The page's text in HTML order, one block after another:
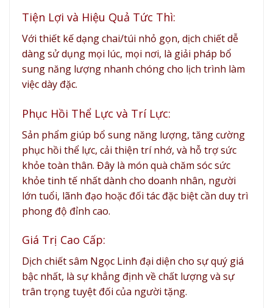
Tiện Lợi và Hiệu Quả Tức Thì:
Với thiết kế dạng chai/túi nhỏ gọn, dịch chiết dễ
dàng sử dụng mọi lúc, mọi nơi, là giải pháp bổ
sung năng lượng nhanh chóng cho lịch trình làm
việc dày đặc.
Phục Hồi Thể Lực và Trí Lực:
Sản phẩm giúp bổ sung năng lượng, tăng cường
phục hồi thể lực, cải thiện trí nhớ, và hỗ trợ sức
khỏe toàn thân. Đây là món quà chăm sóc sức
khỏe tinh tế nhất dành cho doanh nhân, người
lớn tuổi, lãnh đạo hoặc đối tác đặc biệt cần duy trì
phong độ đỉnh cao.
Giá Trị Cao Cấp:
Dịch chiết sâm Ngọc Linh đại diện cho sự quý giá
bậc nhất, là sự khẳng định về chất lượng và sự
trân trọng tuyệt đối của người tặng.